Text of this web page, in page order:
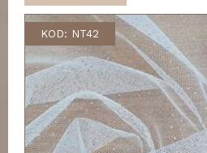
KOD: NT42